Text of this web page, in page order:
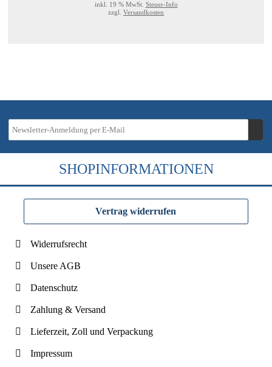
inkl. 19 % MwSt. Steuer-Info
zzgl. Versandkosten
SHOPINFORMATIONEN
Vertrag widerrufen
Widerrufsrecht
Unsere AGB
Datenschutz
Zahlung & Versand
Lieferzeit, Zoll und Verpackung
Impressum